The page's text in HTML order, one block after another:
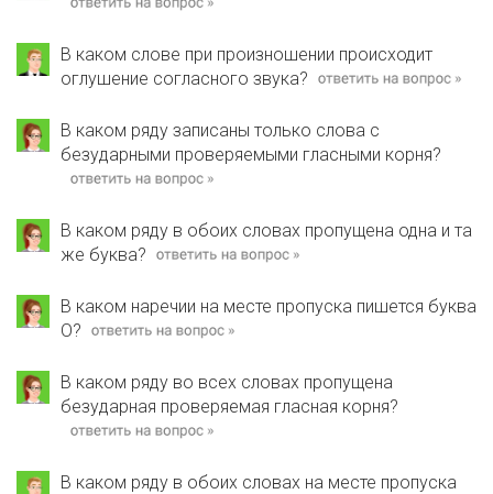
В каком слове при произношении происходит
оглушение согласного звука?
В каком ряду записаны только слова с
безударными проверяемыми гласными корня?
В каком ряду в обоих словах пропущена одна и та
же буква?
В каком наречии на месте пропуска пишется буква
О?
В каком ряду во всех словах пропущена
безударная проверяемая гласная корня?
В каком ряду в обоих словах на месте пропуска